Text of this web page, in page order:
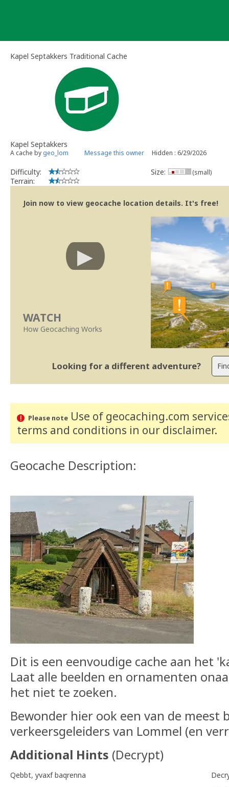
Kapel Septakkers Traditional Cache
Kapel Septakkers
A cache by geo_lom Message this owner Hidden : 6/29/2026
Difficulty:
Terrain:
Size: (small)
Join now to view geocache location details. It's free!
WATCH
How Geocaching Works
Looking for a different adventure?
Please noteUse of geocaching.com
terms and conditions in our disclaimer.
Geocache Description:
Dit is een eenvoudige cache aan het
Laat alle beelden en ornamenten
het niet te zoeken.
Bewonder hier ook een van de meest
verkeersgeleiders van Lommel (en
Additional Hints (Decrypt)
Qebbt, yvaxf baqrenna